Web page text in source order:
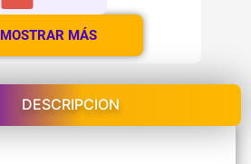
MOSTRAR MÁS
DESCRIPCION